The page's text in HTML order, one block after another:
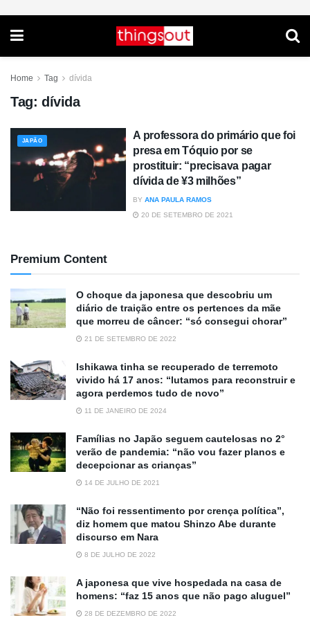
Home Tag dívida
Tag: dívida
JAPÃO
A professora do primário que foi
presa em Tóquio por se
prostituir: “precisava pagar
dívida de ¥3 milhões”
BY ANA PAULA RAMOS
20 DE SETEMBRO DE 2021
Premium Content
O choque da japonesa que descobriu um
diário de traição entre os pertences da mãe
que morreu de câncer: “só consegui chorar”
21 DE SETEMBRO DE 2022
Ishikawa tinha se recuperado de terremoto
vivido há 17 anos: “lutamos para reconstruir e
agora perdemos tudo de novo”
11 DE JANEIRO DE 2024
Famílias no Japão seguem cautelosas no 2°
verão de pandemia: “não vou fazer planos e
decepcionar as crianças”
14 DE JULHO DE 2021
“Não foi ressentimento por crença política”,
diz homem que matou Shinzo Abe durante
discurso em Nara
8 DE JULHO DE 2022
A japonesa que vive hospedada na casa de
homens: “faz 15 anos que não pago aluguel”
28 DE DEZEMBRO DE 2022